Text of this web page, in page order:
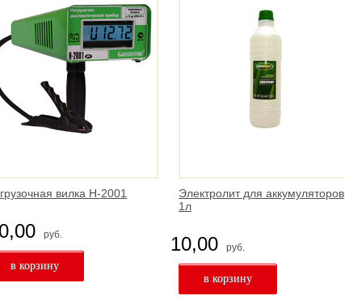
вилка Н-2001
руб.
Электролит для аккумуляторов
1л
10,00 руб.